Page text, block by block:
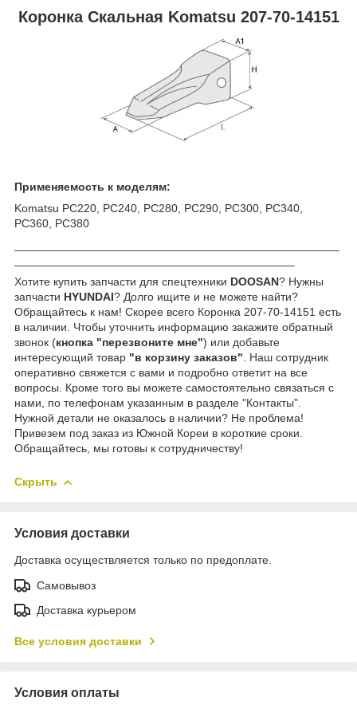
Коронка Скальная Komatsu 207-70-14151
Применяемость к моделям:
Komatsu PC220, PC240, PC280, PC290, PC300, PC340,
PC360, PC380
Хотите купить запчасти для спецтехники DOOSAN? Нужны
запчасти HYUNDAI? Долго ищите и не можете найти?
Обращайтесь к нам! Скорее всего Коронка 207-70-14151 есть
в наличии. Чтобы уточнить информацию закажите обратный
звонок (кнопка "перезвоните мне") или добавьте
интересующий товар "в корзину заказов" . Наш сотрудник
оперативно свяжется с вами и подробно ответит на все
вопросы. Кроме того вы можете самостоятельно связаться с
нами, по телефонам указанным в разделе "Контакты".
Нужной детали не оказалось в наличии? Не проблема!
Привезем под заказ из Южной Кореи в короткие сроки.
Обращайтесь, мы готовы к сотрудничеству!
Скрыть
Условия доставки
Доставка осуществляется только по предоплате.
Самовывоз
Доставка курьером
Все условия доставки
Условия оплаты